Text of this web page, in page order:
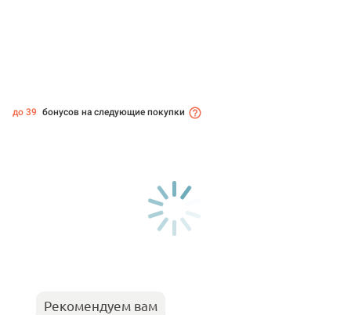
до 39 бонусов на следующие покупки
Рекомендуем вам